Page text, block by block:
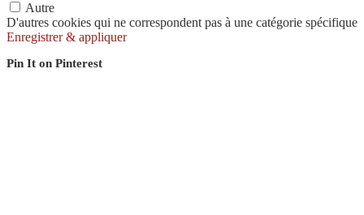
Autre
D'autres cookies qui ne correspondent pas à une catégorie spécifique
Enregistrer & appliquer
Pin It on Pinterest